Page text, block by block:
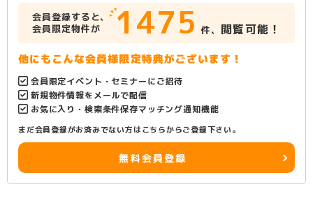
会員登録すると、
会員限定物件が
1475 件、 閲覧可能！
他にもこんな会員様限定特典がございます！
会員限定イベント・セミナーにご招待
新規物件情報をメールで配信
お気に入り・検索条件保存マッチング通知機能
まだ会員登録がお済みでない方はこちらからご登録下さい。
無料会員登録